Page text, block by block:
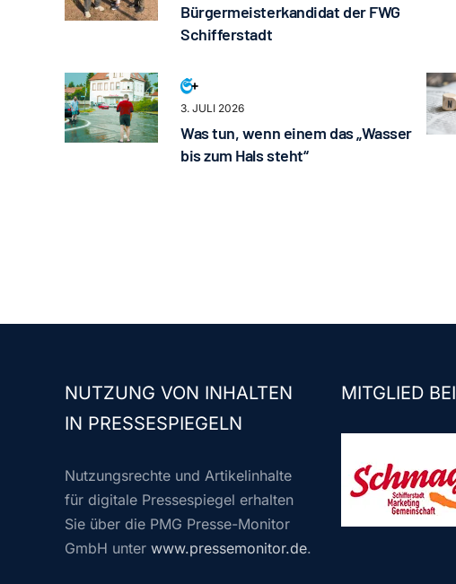
Bürgermeisterkandidat der FWG
Schifferstadt
3. JULI 2026
Was tun, wenn einem das „Wasser
bis zum Hals steht“
NUTZUNG VON INHALTEN
IN PRESSESPIEGELN
Nutzungsrechte und Artikelinhalte
für digitale Pressespiegel erhalten
Sie über die PMG Presse-Monitor
GmbH unter www.pressemonitor.de.
MITGLIED BEI